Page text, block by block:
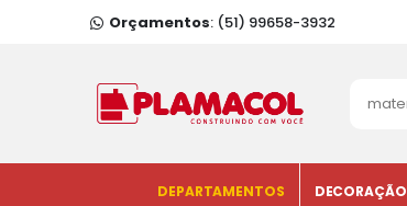
Orçamentos: (51) 99658-3932
DEPARTAMENTOS DECORAÇÃO